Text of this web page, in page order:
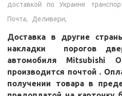
доставкой по Украине
Почта, Деливери,
Доставка в другие
накладки порогов
автомобиля
Mitsubishi
производится почтой .
получении товара в